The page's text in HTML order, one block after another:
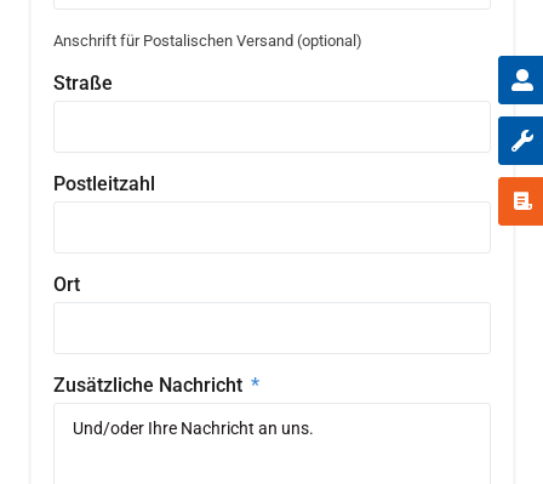
Anschrift für Postalischen Versand (optional)
Straße
Postleitzahl
Ort
Zusätzliche Nachricht